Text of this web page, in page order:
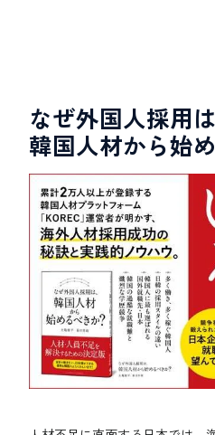
なぜ外国人採用は
韓国人材から始